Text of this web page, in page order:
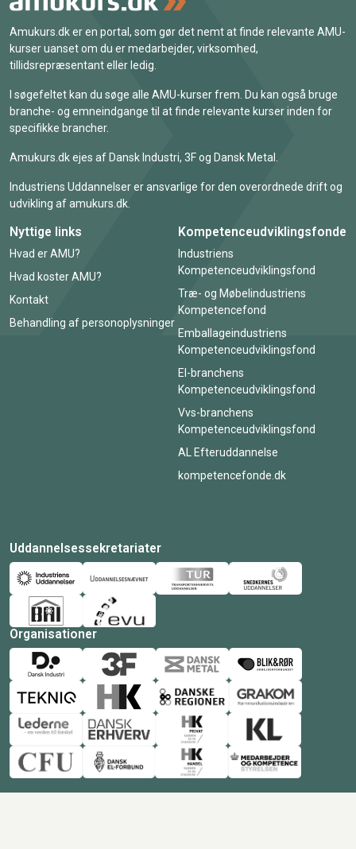
Amukurs.dk er en portal, som gør det nemt at finde relevante AMU-
kurser uanset om du er medarbejder, virksomhed,
tillidsrepræsentant eller ledig.
I søgefeltet kan du søge alle AMU-kurser frem. Du kan også bruge
branche- og emneindgange til at finde relevante kurser inden for
specifikke brancher.
Amukurs.dk ejes af Dansk Industri, 3F og Dansk Metal.
Industriens Uddannelser er ansvarlige for den overordnede drift og
udvikling af amukurs.dk.
Nyttige links
Hvad er AMU?
Hvad koster AMU?
Kontakt
Behandling af personoplysninger
Kompetenceudviklingsfonde
Industriens
Kompetenceudviklingsfond
Træ- og Møbelindustriens
Kompetencefond
Emballageindustriens
Kompetenceudviklingsfond
El-branchens
Kompetenceudviklingsfond
Vvs-branchens
Kompetenceudviklingsfond
AL Efteruddannelse
kompetencefonde.dk
Uddannelsessekretariater
Organisationer